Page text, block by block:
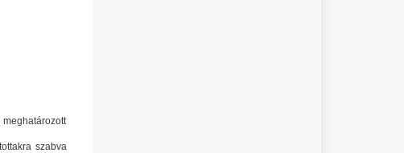
meghatározott
szabva